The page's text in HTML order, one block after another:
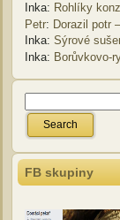
Inka: Rohlíky
Petr: Dorazil potr
Inka: Sýrové
Inka: Borůvkovo-
FB skupiny